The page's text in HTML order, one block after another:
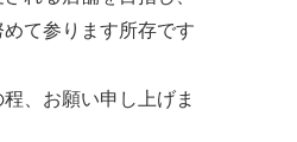
て参ります所存です
、お願い申し上げま